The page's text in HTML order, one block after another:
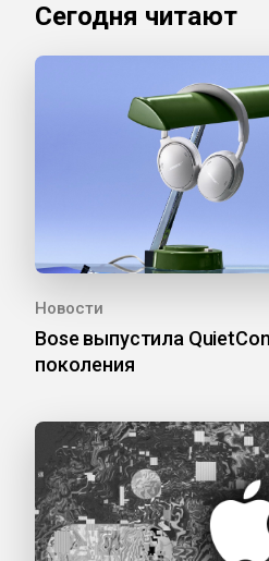
Сегодня читают
Новости
Bose выпустила
поколения